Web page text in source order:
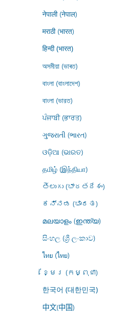
नेपाली (नेपाल)
मराठी (भारत)
हिन्दी (भारत)
অসমীয়া (ভাৰত)
বাংলা (বাংলাদেশ)
বাংলা (ভারত)
ਪੰਜਾਬੀ (ਭਾਰਤ)
ગુજરાતી (ભારત)
ଓଡ଼ିଆ (ଭାରତ)
தமிழ் (இந்தியா)
తెలుగు (భారతదేశం)
ಕನ್ನಡ (ಭಾರತ)
മലയാളം (ഇന്ത്യ)
සිංහල (ශ්‍රී ලංකාව)
ไทย (ไทย)
ខ្មែរ (កម្ពុជា)
한국어 (대한민국)
中文(中国)